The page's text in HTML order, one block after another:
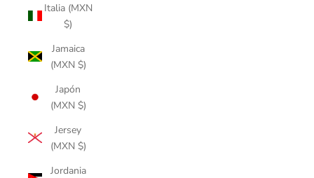
Italia (MXN
$)
Jamaica
(MXN $)
Japón
(MXN $)
Jersey
(MXN $)
Jordania